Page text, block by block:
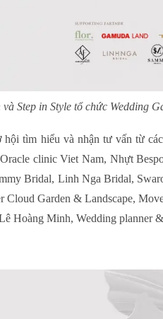
Step in Style tổ chức Wedding
tìm hiểu và nhận tư vấn từ
clinic Viet Nam, Nhựt
Bridal, Linh Nga Bridal,
Cloud Garden & Landscape,
Hoàng Minh, Wedding planner